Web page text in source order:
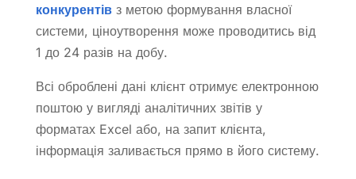
конкурентівз метою формування власної
системи, ціноутворення може проводитись від
1 до 24 разів на добу.
Всі оброблені дані клієнт отримує електронною
поштою у вигляді аналітичних звітів у
форматах Excel або, на запит клієнта,
інформація заливається прямо в його систему.